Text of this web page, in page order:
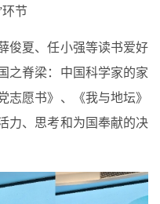
环节
夏、任小强等读书爱好
之脊梁：中国科学家的家
志愿书》、《我与地坛》
力、思考和为国奉献的决